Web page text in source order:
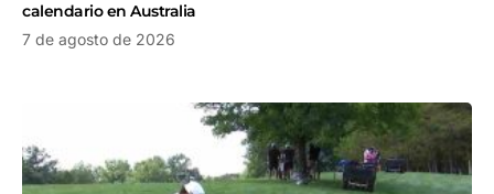
calendario en Australia
7 de agosto de 2026